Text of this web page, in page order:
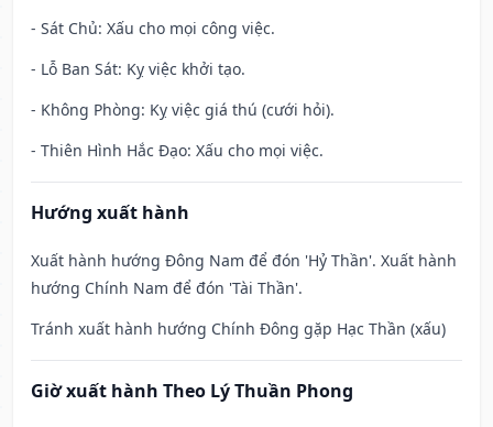
- Sát Chủ: Xấu cho mọi công việc.
- Lỗ Ban Sát: Kỵ việc khởi tạo.
- Không Phòng: Kỵ việc giá thú (cưới hỏi).
- Thiên Hình Hắc Đạo: Xấu cho mọi việc.
Hướng xuất hành
Xuất hành hướng Đông Nam để đón 'Hỷ Thần'. Xuất hành
hướng Chính Nam để đón 'Tài Thần'.
Tránh xuất hành hướng Chính Đông gặp Hạc Thần (xấu)
Giờ xuất hành Theo Lý Thuần Phong